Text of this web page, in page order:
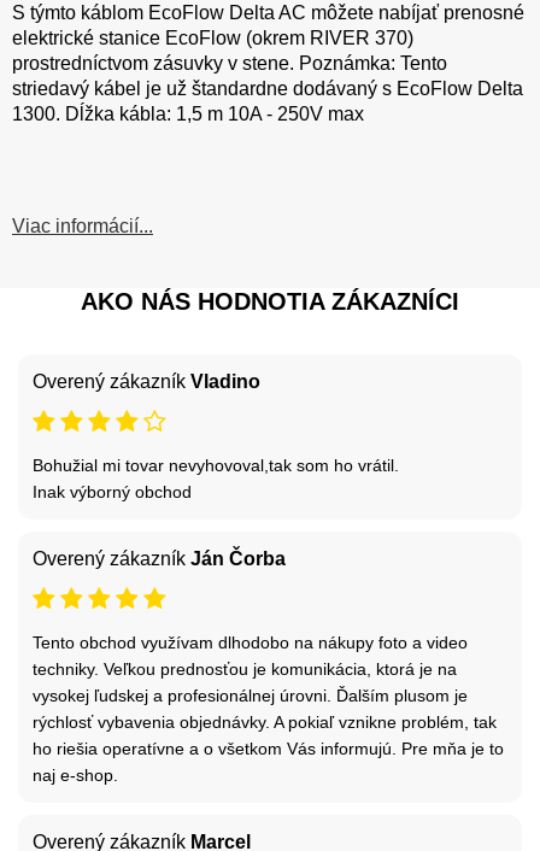
S týmto káblom EcoFlow Delta AC môžete nabíjať prenosné
elektrické stanice EcoFlow (okrem RIVER 370)
prostredníctvom zásuvky v stene. Poznámka: Tento
striedavý kábel je už štandardne dodávaný s EcoFlow Delta
1300. Dĺžka kábla: 1,5 m 10A - 250V max
Viac informácií...
AKO NÁS HODNOTIA ZÁKAZNÍCI
Overený zákazník Vladino
Bohužial mi tovar nevyhovoval,tak som ho vrátil.
Inak výborný obchod
Overený zákazník Ján Čorba
Tento obchod využívam dlhodobo na nákupy foto a video
techniky. Veľkou prednosťou je komunikácia, ktorá je na
vysokej ľudskej a profesionálnej úrovni. Ďalším plusom je
rýchlosť vybavenia objednávky. A pokiaľ vznikne problém, tak
ho riešia operatívne a o všetkom Vás informujú. Pre mňa je to
naj e-shop.
Overený zákazník Marcel